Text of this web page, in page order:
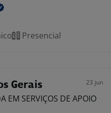
Presencial
Gerais 23 jun
EM SERVIÇOS DE APOIO